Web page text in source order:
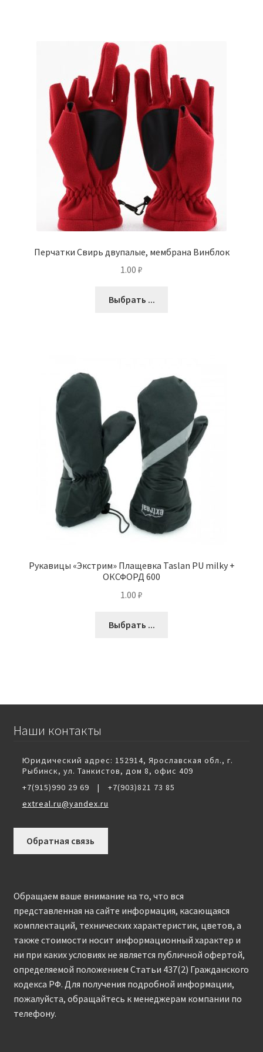
Перчатки Свирь двупалые, мембрана Винблок
1.00 ₽
Выбрать ...
Рукавицы «Экстрим» Плащевка Taslan PU milky +
ОКСФОРД 600
1.00 ₽
Выбрать ...
Наши контакты
Юридический адрес: 152914, Ярославская обл., г.
Рыбинск, ул. Танкистов, дом 8, офис 409
+7(915)990 29 69
|
+7(903)821 73 85
extreal.ru@yandex.ru
Обратная связь
Обращаем ваше внимание на то, что вся
представленная на сайте информация, касающаяся
комплектаций, технических характеристик, цветов, а
также стоимости носит информационный характер и
ни при каких условиях не является публичной офертой,
определяемой положением Статьи 437(2) Гражданского
кодекса РФ. Для получения подробной информации,
пожалуйста, обращайтесь к менеджерам компании по
телефону.